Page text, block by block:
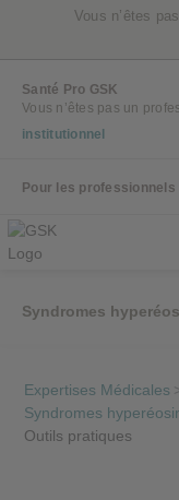
Vous n’êtes
Santé Pro GSK
Vous n’êtes pas un
institutionnel
Pour les professionnels
Syndromes
Expertises Médicales
Syndromes
Outils pratiques